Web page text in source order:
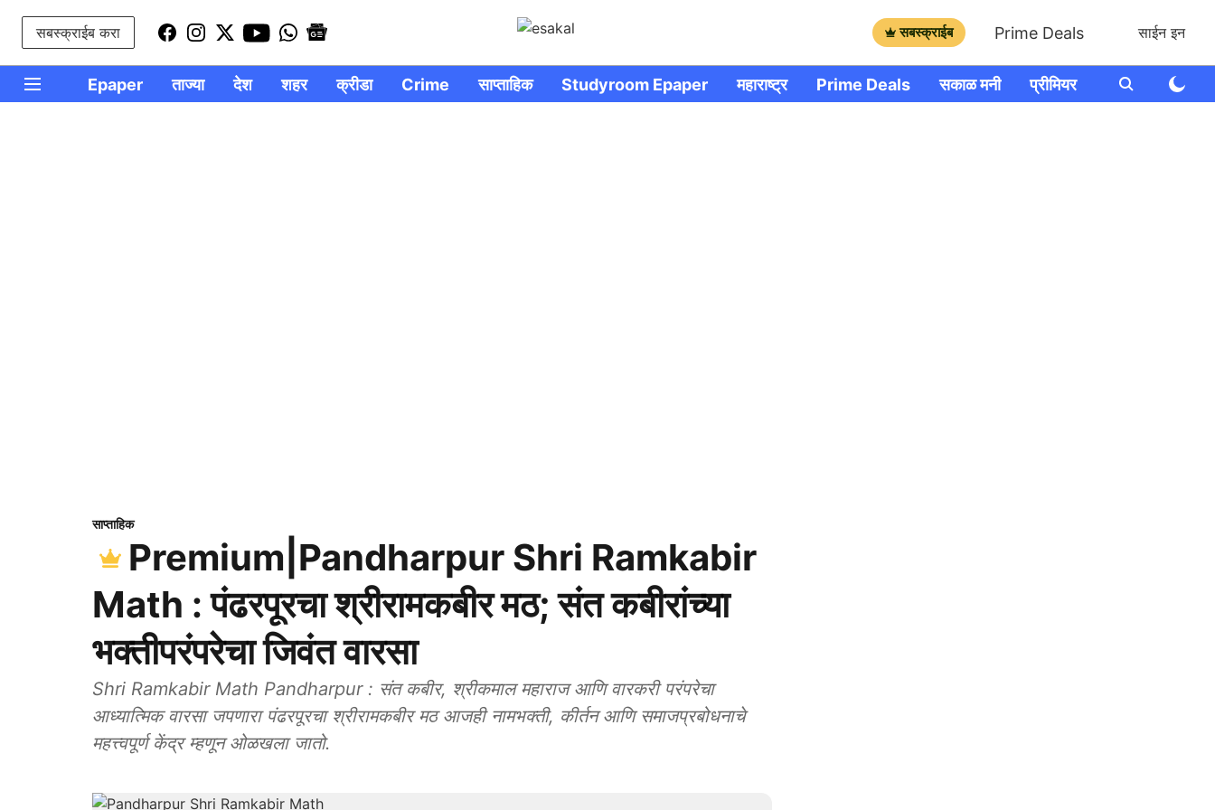
सबस्क्राईब करा सबस्क्राईब Prime Deals साईन इन
Epaper ताज्या देश शहर क्रीडा Crime साप्ताहिक Studyroom Epaper महाराष्ट्र Prime Deals सकाळ मनी प्रीमियर आणखी राशी
साप्ताहिक
Premium|Pandharpur Shri Ramkabir
Math : पंढरपूरचा श्रीरामकबीर मठ; संत कबीरांच्या
भक्तीपरंपरेचा जिवंत वारसा
Shri Ramkabir Math Pandharpur : संत कबीर, श्रीकमाल महाराज आणि वारकरी परंपरेचा
आध्यात्मिक वारसा जपणारा पंढरपूरचा श्रीरामकबीर मठ आजही नामभक्ती, कीर्तन आणि समाजप्रबोधनाचे
महत्त्वपूर्ण केंद्र म्हणून ओळखला जातो.